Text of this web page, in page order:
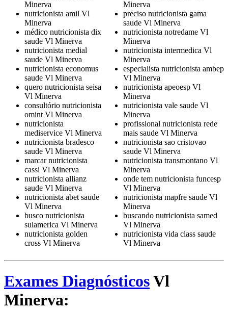
Minerva
nutricionista amil Vl
Minerva
médico nutricionista dix
saude Vl Minerva
nutricionista medial
saude Vl Minerva
nutricionista economus
saude Vl Minerva
quero nutricionista seisa
Vl Minerva
consultório nutricionista
omint Vl Minerva
nutricionista
mediservice Vl Minerva
nutricionista bradesco
saude Vl Minerva
marcar nutricionista
cassi Vl Minerva
nutricionista allianz
saude Vl Minerva
nutricionista abet saude
Vl Minerva
busco nutricionista
sulamerica Vl Minerva
nutricionista golden
cross Vl Minerva
Minerva
preciso nutricionista gama
saude Vl Minerva
nutricionista notredame Vl
Minerva
nutricionista intermedica Vl
Minerva
especialista nutricionista ambep
Vl Minerva
nutricionista apeoesp Vl
Minerva
nutricionista vale saude Vl
Minerva
profissional nutricionista rede
mais saude Vl Minerva
nutricionista sao cristovao
saude Vl Minerva
nutricionista transmontano Vl
Minerva
onde tem nutricionista funcesp
Vl Minerva
nutricionista mapfre saude Vl
Minerva
buscando nutricionista samed
Vl Minerva
nutricionista vida class saude
Vl Minerva
Exames DiagnósticosVl
Minerva: